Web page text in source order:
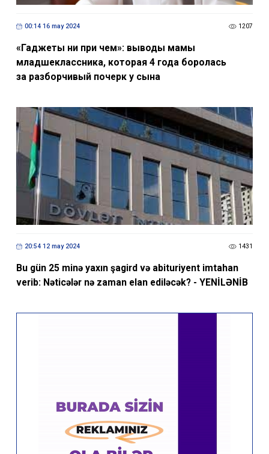
00:14 16 may 2024 1207
«Гаджеты ни при чем»: выводы мамы
младшеклассника, которая 4 года боролась
за разборчивый почерк у сына
20:54 12 may 2024 1431
Bu gün 25 minə yaxın şagird və abituriyent imtahan
verib: Nəticələr nə zaman elan ediləcək? - YENİLƏNİB